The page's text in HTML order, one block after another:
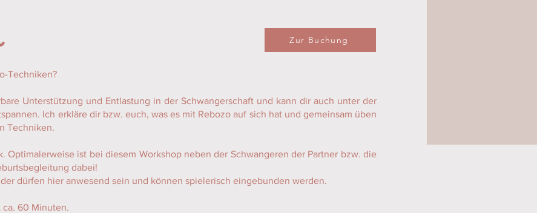
Zur Buchung
Techniken?
Unterstützung und Entlastung in der Schwangerschaft und kann dir auch unter der
Ich erkläre dir bzw. euch, was es mit Rebozo auf sich hat und gemeinsam üben
Techniken.
Optimalerweise ist bei diesem Workshop neben der Schwangeren der Partner bzw. die
dabei!
dürfen hier anwesend sein und können spielerisch eingebunden werden.
ca. 60 Minuten.